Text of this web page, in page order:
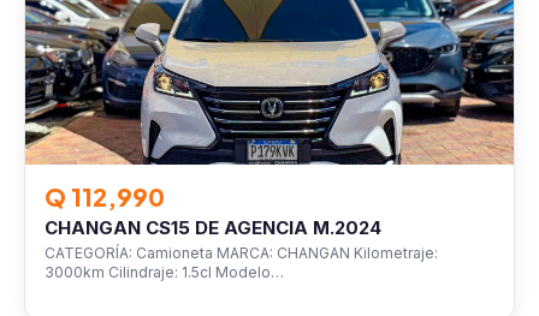
Q 112,990
CHANGAN CS15 DE AGENCIA M.2024
CATEGORÍA: Camioneta MARCA: CHANGAN Kilometraje:
3000km Cilindraje: 1.5cl Modelo…